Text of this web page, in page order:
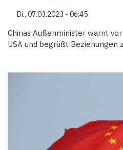
Di., 07.03.2023 - 06:45
Chinas Außenminister warnt
USA und begrüßt Beziehungen